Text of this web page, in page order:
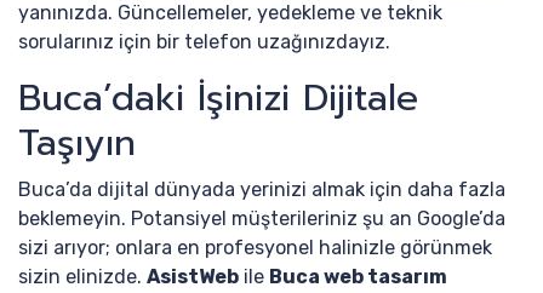
yanınızda. Güncellemeler, yedekleme ve teknik
sorularınız için bir telefon uzağınızdayız.
Buca’daki İşinizi Dijitale
Taşıyın
Buca’da dijital dünyada yerinizi almak için daha fazla
beklemeyin. Potansiyel müşterileriniz şu an Google’da
sizi arıyor; onlara en profesyonel halinizle görünmek
sizin elinizde. AsistWeb ile Buca web tasarım